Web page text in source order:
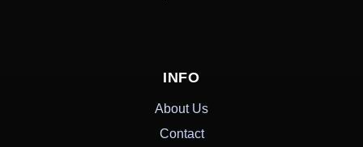
INFO
About Us
Contact